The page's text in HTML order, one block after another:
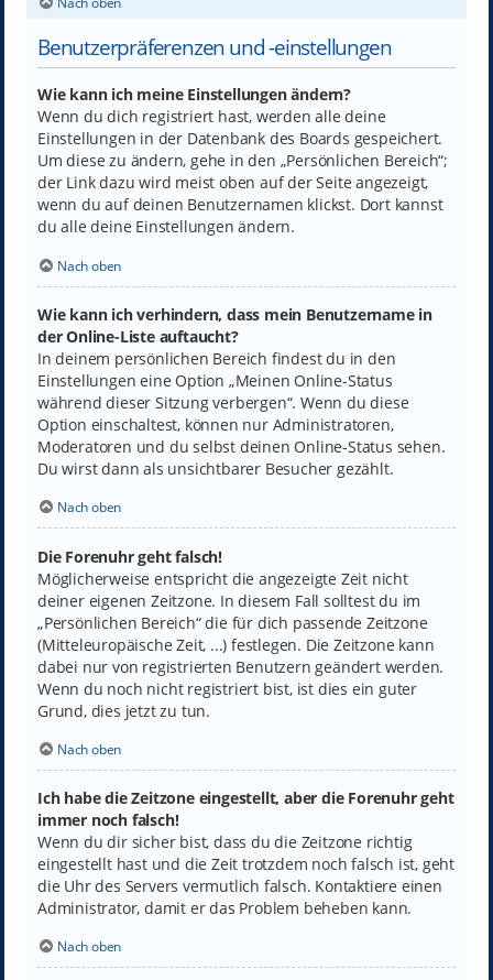
Benutzerpräferenzen und -einstellungen
Wie kann ich meine Einstellungen ändern?
Wenn du dich registriert hast, werden alle deine
Einstellungen in der Datenbank des Boards gespeichert.
Um diese zu ändern, gehe in den „Persönlichen Bereich“;
der Link dazu wird meist oben auf der Seite angezeigt,
wenn du auf deinen Benutzernamen klickst. Dort kannst
du alle deine Einstellungen ändern.
Nach oben
Wie kann ich verhindern, dass mein Benutzername in
der Online-Liste auftaucht?
In deinem persönlichen Bereich findest du in den
Einstellungen eine Option „Meinen Online-Status
während dieser Sitzung verbergen“. Wenn du diese
Option einschaltest, können nur Administratoren,
Moderatoren und du selbst deinen Online-Status sehen.
Du wirst dann als unsichtbarer Besucher gezählt.
Nach oben
Die Forenuhr geht falsch!
Möglicherweise entspricht die angezeigte Zeit nicht
deiner eigenen Zeitzone. In diesem Fall solltest du im
„Persönlichen Bereich“ die für dich passende Zeitzone
(Mitteleuropäische Zeit, ...) festlegen. Die Zeitzone kann
dabei nur von registrierten Benutzern geändert werden.
Wenn du noch nicht registriert bist, ist dies ein guter
Grund, dies jetzt zu tun.
Nach oben
Ich habe die Zeitzone eingestellt, aber die Forenuhr geht
immer noch falsch!
Wenn du dir sicher bist, dass du die Zeitzone richtig
eingestellt hast und die Zeit trotzdem noch falsch ist, geht
die Uhr des Servers vermutlich falsch. Kontaktiere einen
Administrator, damit er das Problem beheben kann.
Nach oben